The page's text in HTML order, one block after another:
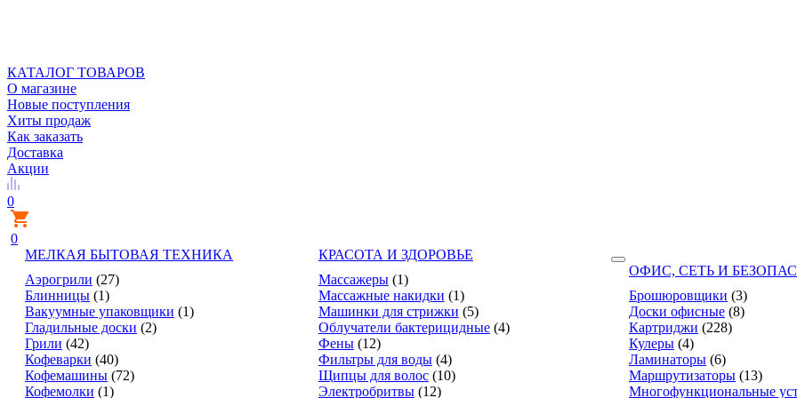
КАТАЛОГ ТОВАРОВ
О магазине
Новые поступления
Хиты продаж
Как заказать
Доставка
Акции
0
0
МЕЛКАЯ БЫТОВАЯ ТЕХНИКА
Аэрогрили (27)
Блинницы (1)
Вакуумные упаковщики (1)
Гладильные доски (2)
Грили (42)
Кофеварки (40)
Кофемашины (72)
Кофемолки (1)
КРАСОТА И ЗДОРОВЬЕ
Массажеры (1)
Массажные накидки (1)
Машинки для стрижки (5)
Облучатели бактерицидные (4)
Фены (12)
Фильтры для воды (4)
Щипцы для волос (10)
Электробритвы (12)
ОФИС, СЕТЬ И
Брошюровщики (3)
Доски офисные (8)
Картриджи (228)
Кулеры (4)
Ламинаторы (6)
Маршрутизаторы (13)
Многофункциональные